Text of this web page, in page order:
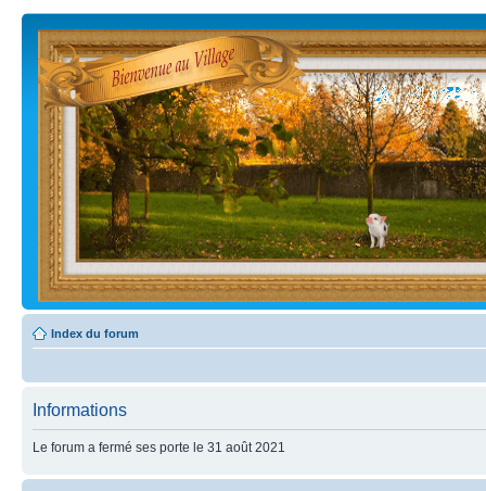
Index du forum
Informations
Le forum a fermé ses porte le 31 août 2021